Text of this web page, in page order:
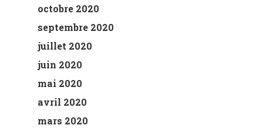
octobre 2020
septembre 2020
juillet 2020
juin 2020
mai 2020
avril 2020
mars 2020